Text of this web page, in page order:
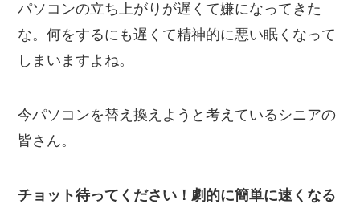
パソコンの立ち上がりが遅くて嫌になってきた
な。何をするにも遅くて精神的に悪い眠くなって
しまいますよね。
今パソコンを替え換えようと考えているシニアの
皆さん。
チョット待ってください！劇的に簡単に速くなる